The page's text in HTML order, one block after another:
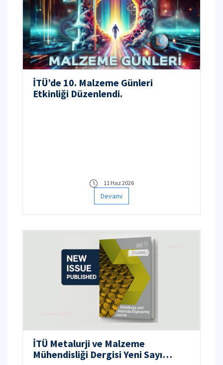
İTÜ’de 10. Malzeme Günleri
Etkinliği Düzenlendi.
11 Haz 2026
Devamı
İTÜ Metalurji ve Malzeme
Mühendisliği Dergisi Yeni Sayı